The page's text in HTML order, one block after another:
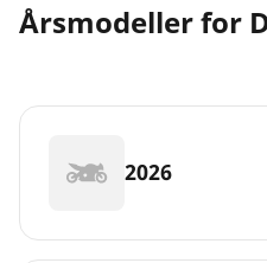
Årsmodeller for
2026